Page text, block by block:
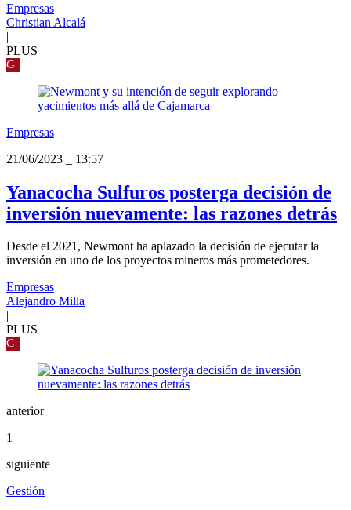
Empresas
Christian Alcalá
|
PLUS
G
Empresas
21/06/2023
13:57
Yanacocha Sulfuros posterga decisión de
inversión nuevamente: las razones detrás
Desde el 2021, Newmont ha aplazado la decisión de ejecutar la
inversión en uno de los proyectos mineros más prometedores.
Empresas
Alejandro Milla
|
PLUS
G
anterior
1
siguiente
Gestión